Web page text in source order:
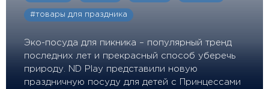
#товары для праздника
Эко-посуда для пикника – популярный тренд
последних лет и прекрасный способ уберечь
природу. ND Play представили новую
праздничную посуду для детей с Принцессами